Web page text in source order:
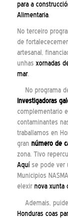
para a
Alimentaria.
No terceiro
de
artesanal,
unhas xornadas
mar.
No programa
investigadoras
complementario
contaminantes
traballamos en
gran número de
zona. Tivo
Aquíse pode ver
Municipios
elexir nova xunta
Ademais,
Honduras coas